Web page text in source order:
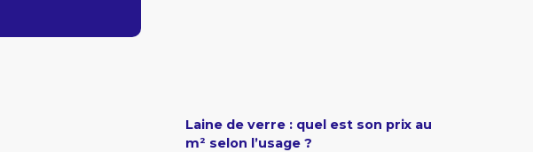
Laine de verre : quel est son prix au
m² selon l’usage ?